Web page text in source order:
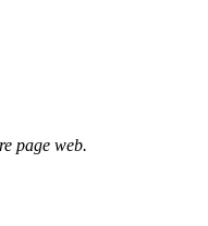
page web.